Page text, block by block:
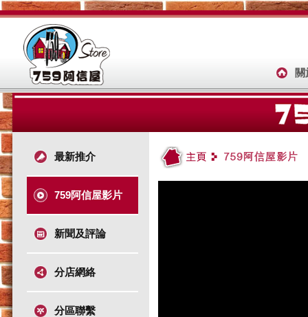
最新推介
759阿信屋影片
新聞及評論
分店網絡
分區聯繫